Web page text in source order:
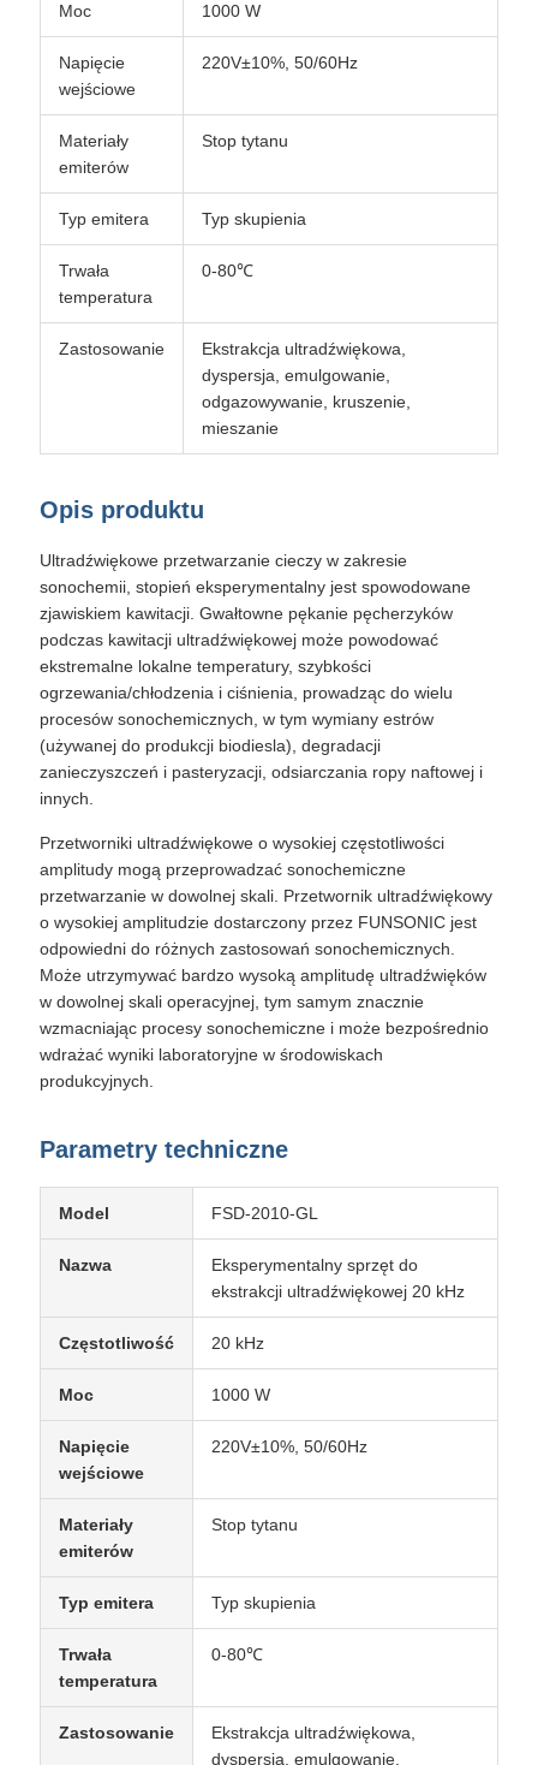
Moc 1000 W
Napięcie
wejściowe
220V±10%, 50/60Hz
Materiały
emiterów
Stop tytanu
Typ emitera Typ skupienia
Trwała
temperatura
0-80℃
Zastosowanie
Ekstrakcja ultradźwiękowa,
dyspersja, emulgowanie,
odgazowywanie, kruszenie,
mieszanie
Opis produktu
Ultradźwiękowe przetwarzanie cieczy w zakresie
sonochemii, stopień eksperymentalny jest spowodowane
zjawiskiem kawitacji. Gwałtowne pękanie pęcherzyków
podczas kawitacji ultradźwiękowej może powodować
ekstremalne lokalne temperatury, szybkości
ogrzewania/chłodzenia i ciśnienia, prowadząc do wielu
procesów sonochemicznych, w tym wymiany estrów
(używanej do produkcji biodiesla), degradacji
zanieczyszczeń i pasteryzacji, odsiarczania ropy naftowej i
innych.
Przetworniki ultradźwiękowe o wysokiej częstotliwości
amplitudy mogą przeprowadzać sonochemiczne
przetwarzanie w dowolnej skali. Przetwornik ultradźwiękowy
o wysokiej amplitudzie dostarczony przez FUNSONIC jest
odpowiedni do różnych zastosowań sonochemicznych.
Może utrzymywać bardzo wysoką amplitudę ultradźwięków
w dowolnej skali operacyjnej, tym samym znacznie
wzmacniając procesy sonochemiczne i może bezpośrednio
wdrażać wyniki laboratoryjne w środowiskach
produkcyjnych.
Parametry techniczne
Model FSD-2010-GL
Nazwa
Eksperymentalny sprzęt do
ekstrakcji ultradźwiękowej 20 kHz
Częstotliwość 20 kHz
Moc 1000 W
Napięcie
wejściowe
220V±10%, 50/60Hz
Materiały
emiterów
Stop tytanu
Typ emitera Typ skupienia
Trwała
temperatura
0-80℃
Zastosowanie
Ekstrakcja ultradźwiękowa,
dyspersja, emulgowanie,